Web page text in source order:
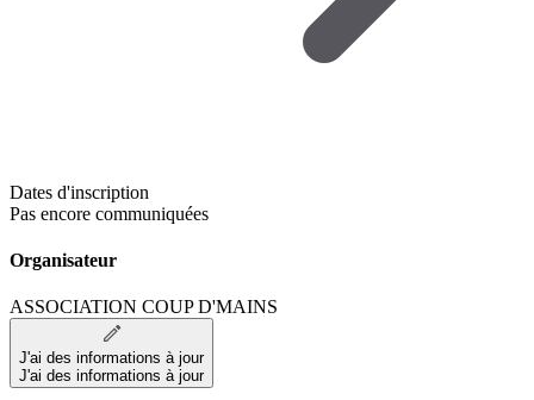
Dates d'inscription
Pas encore communiquées
Organisateur
ASSOCIATION COUP D'MAINS
J'ai des informations à jour
J'ai des informations à jour